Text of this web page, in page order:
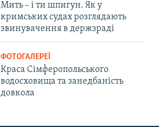
Мить – і ти шпигун. Як у
кримських судах розглядають
звинувачення в держзраді
ФОТОГАЛЕРЕЇ
Краса Сімферопольського
водосховища та занедбаність
довкола